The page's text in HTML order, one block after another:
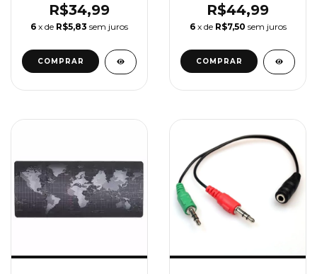
R$34,99
6 x de R$5,83 sem juros
Desempenho
R$44,99
6 x de R$7,50 sem juros